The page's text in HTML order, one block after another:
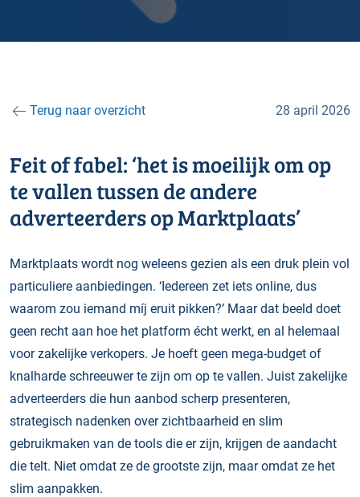
Terug naar overzicht 28 april 2026
Feit of fabel: ‘het is moeilijk om op
te vallen tussen de andere
adverteerders op Marktplaats’
Marktplaats wordt nog weleens gezien als een druk plein vol
particuliere aanbiedingen. ‘Iedereen zet iets online, dus
waarom zou iemand míj eruit pikken?’ Maar dat beeld doet
geen recht aan hoe het platform écht werkt, en al helemaal
voor zakelijke verkopers. Je hoeft geen mega-budget of
knalharde schreeuwer te zijn om op te vallen. Juist zakelijke
adverteerders die hun aanbod scherp presenteren,
strategisch nadenken over zichtbaarheid en slim
gebruikmaken van de tools die er zijn, krijgen de aandacht
die telt. Niet omdat ze de grootste zijn, maar omdat ze het
slim aanpakken.